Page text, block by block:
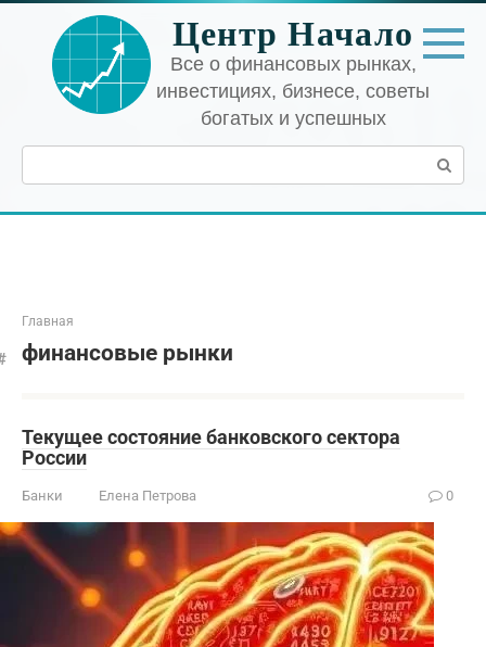
Перейти
контенту
Центр Начало
Все о финансовых рынках,
инвестициях, бизнесе, советы
богатых и успешных
Поиск:
Главная
финансовые рынки
Текущее состояние банковского сектора
России
Банки Елена Петрова 0